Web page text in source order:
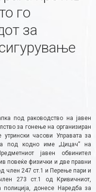
го
за
под раководство на јавен
за гонење на организиран
часови Управата за
под кодно име „Цицач” на
јавен обвинител
повеќе физички и две правни
член 247 ст.1 и Перење пари и
273 ст.1 од Кривичниот,
донесе Наредба за